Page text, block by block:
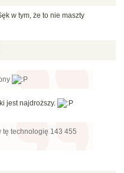
w tym, że to nie maszty
jest najdroższy.
technologię 143 455